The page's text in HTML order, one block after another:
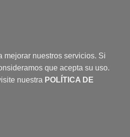
mejorar nuestros servicios. Si
que acepta su uso.
nuestra POLÍTICA DE